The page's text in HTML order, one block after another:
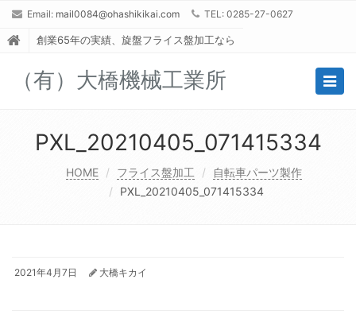
Email: mail0084@ohashikikai.com TEL: 0285-27-0627
創業65年の実績、旋盤フライス盤加工なら
（有）大橋機械工業所
PXL_20210405_071415334
HOME フライス盤加工
自転車パーツ製作
PXL_20210405_071415334
2021年4月7日 大橋キカイ